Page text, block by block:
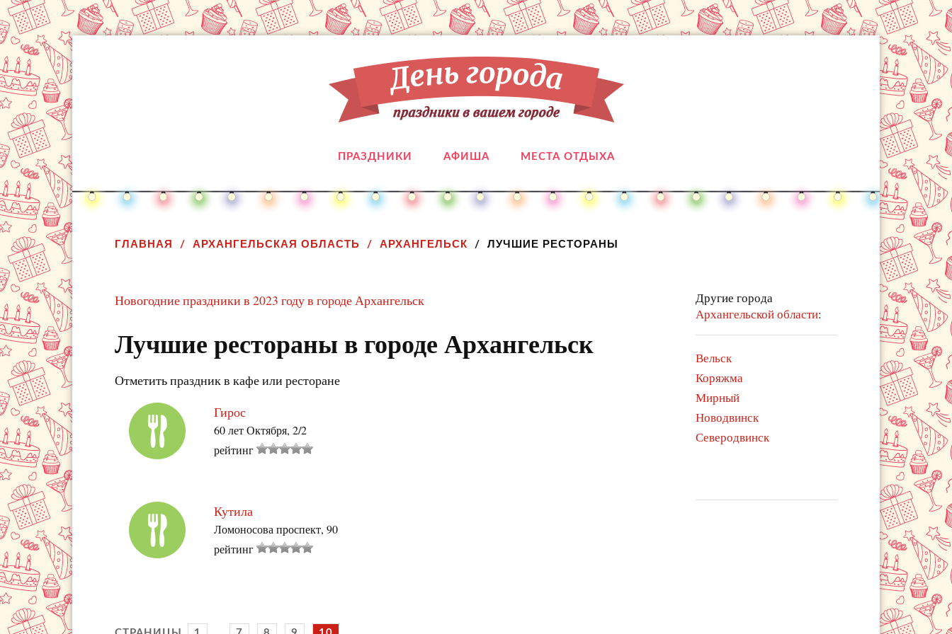
ПРАЗДНИКИ АФИША МЕСТА ОТДЫХА
ГЛАВНАЯ АРХАНГЕЛЬСКАЯ ОБЛАСТЬ АРХАНГЕЛЬСК ЛУЧШИЕ РЕСТОРАНЫ
Другие города
Архангельской области:
Вельск
Коряжма
Мирный
Новодвинск
Северодвинск
Новогодние праздники в 2023 году в городе Архангельск
Лучшие рестораны в городе Архангельск
Отметить праздник в кафе или ресторане
Гирос
60 лет Октября, 2/2
рейтинг
Кутила
Ломоносова проспект, 90
рейтинг